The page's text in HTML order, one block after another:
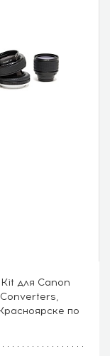
для Canon
по